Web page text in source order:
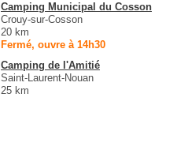
Camping Municipal du Cosson
Crouy-sur-Cosson
20 km
Fermé, ouvre à 14h30
Camping de l'Amitié
Saint-Laurent-Nouan
25 km